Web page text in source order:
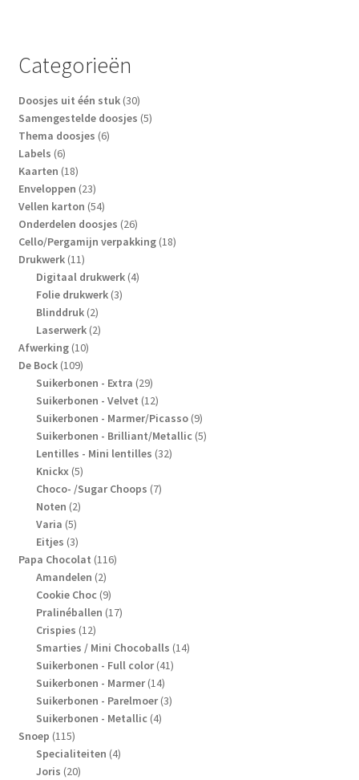
Categorieën
Doosjes uit één stuk 3030
producten
Samengestelde doosjes 55
Thema doosjes 66
Labels 66
producten
Kaarten 1818
producten
Enveloppen 2323
producten
Vellen karton 5454
producten
Onderdelen doosjes 2626
producten
Cello/Pergamijn verpakking 1818
Drukwerk 1111
producten
Digitaal drukwerk 44
Folie drukwerk 33
Blinddruk 22
producten
Laserwerk 22
Afwerking 1010
De Bock 109109
producten
Suikerbonen - Extra 2929
producten
Suikerbonen - Velvet 1212
producten
Suikerbonen - Marmer/Picasso 99
producten
Suikerbonen - Brilliant/Metallic 55
Lentilles - Mini lentilles 3232
Knickx 55
producten
Choco- /Sugar Choops 77
Noten 22
Varia 55
producten
Eitjes 33
producten
Papa Chocolat 116116
Amandelen 22
producten
Cookie Choc 99
producten
Pralinéballen 1717
Crispies 1212
producten
Smarties / Mini Chocoballs 1414
Suikerbonen - Full color 4141
Suikerbonen - Marmer 1414
producten
Suikerbonen - Parelmoer 33
Suikerbonen - Metallic 44
Snoep 115115
producten
Specialiteiten 44
Joris 2020